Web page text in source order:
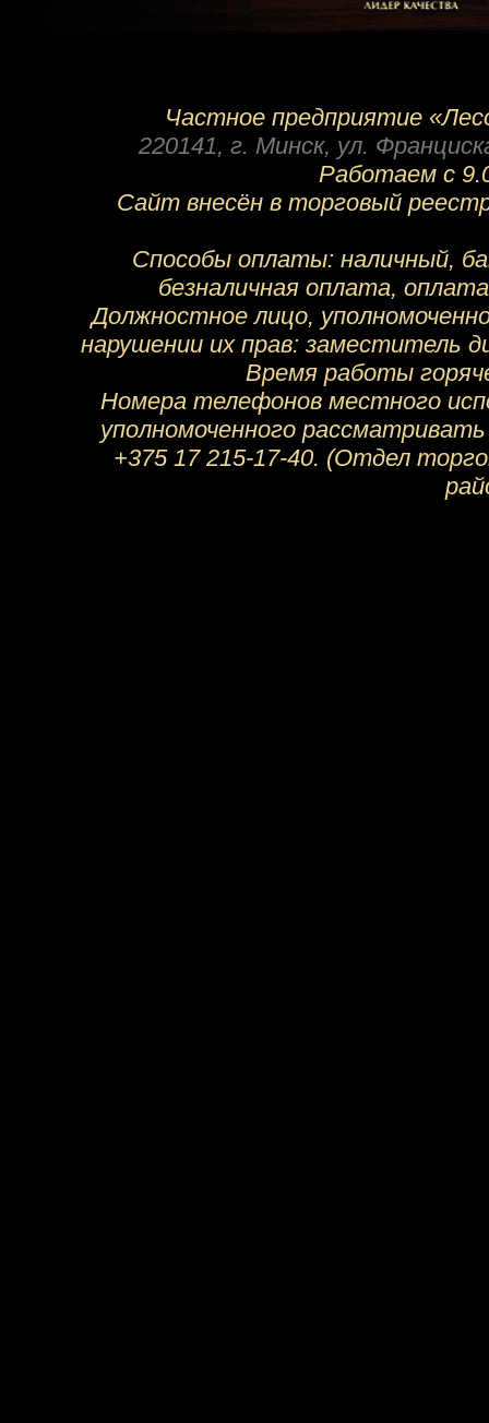
Частное предприятие
220141, г. Минск, ул.
Работаем с
Сайт внесён в торговый
Способы оплаты: наличный,
безналичная оплата,
Должностное лицо,
нарушении их прав: заместитель
Время работы
Номера телефонов местного
уполномоченного
+375 17 215-17-40. (Отдел